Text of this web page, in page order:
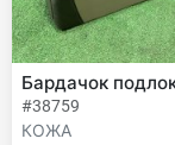
Бардачок
#38759
КОЖА